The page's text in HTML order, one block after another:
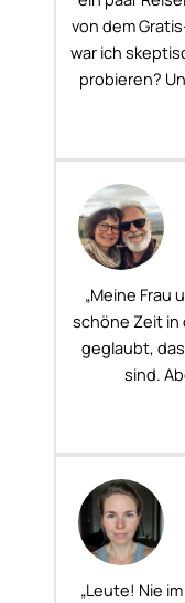
von dem
war ich
probieren?
„Meine Frau
schöne Zeit in
geglaubt,
sind.
„Leute! Nie